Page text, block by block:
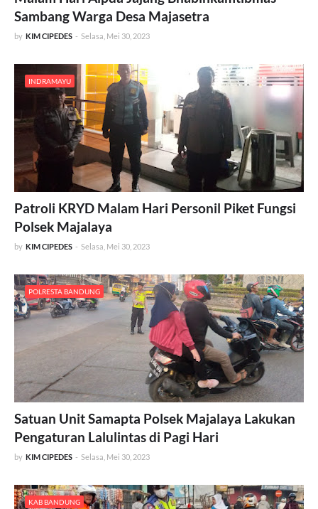
Sambang Warga Desa Majasetra
by KIM CIPEDES - Selasa, Mei 30, 2023
INDRAMAYU
Patroli KRYD Malam Hari Personil Piket Fungsi
Polsek Majalaya
by KIM CIPEDES - Selasa, Mei 30, 2023
POLRESTA BANDUNG
Satuan Unit Samapta Polsek Majalaya Lakukan
Pengaturan Lalulintas di Pagi Hari
by KIM CIPEDES - Selasa, Mei 30, 2023
KAB BANDUNG